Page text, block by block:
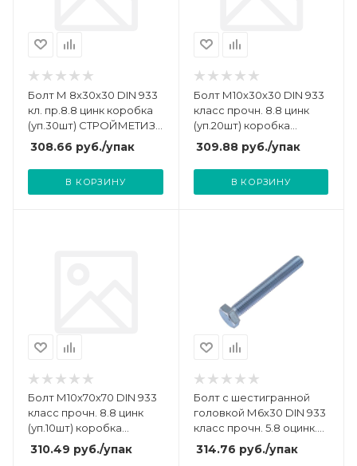
Болт М 8х30х30 DIN 933
кл. пр.8.8 цинк коробка
(уп.30шт) СТРОЙМЕТИЗ
UTORM3021634
308.66 руб./упак
В КОРЗИНУ
Болт М10х30х30 DIN 933
класс прочн. 8.8 цинк
(уп.20шт) коробка
СТРОЙМЕТИЗ 3022034
309.88руб./упак
В КОРЗИНУ
Болт М10х70х70 DIN 933
класс прочн. 8.8 цинк
(уп.10шт) коробка
СТРОЙМЕТИЗ 3022114
310.49 руб./упак
Болт с шестигранной
головкой М6х30 DIN 933
класс прочн. 5.8 оцинк.
пакет (уп.100шт)
СТРОЙМЕТИЗ
314.76 руб./упак